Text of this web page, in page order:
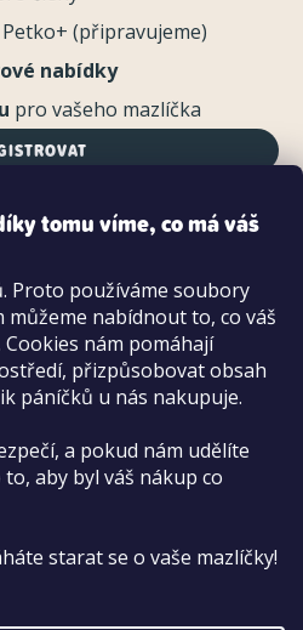
tomu víme, co má váš
Proto používáme soubory
můžeme nabídnout to, co váš
nám pomáhají
přizpůsobovat obsah
páníčků u nás nakupuje.
a pokud nám udělíte
aby byl váš nákup co
starat se o vaše mazlíčky!
(připravujeme)
nabídky
pro vašeho mazlíčka
Dobírkou